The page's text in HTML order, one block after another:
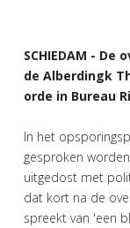
SCHIEDAM -
de Alberdingk
orde in Bureau
In het
gesproken
uitgedost met
dat kort na de
spreekt van 'een